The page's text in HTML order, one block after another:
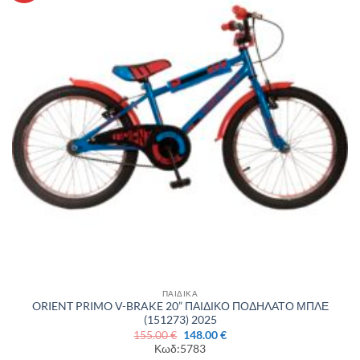
ΠΑΙΔΙΚΑ
ORIENT PRIMO V-BRAKE 20” ΠΑΙΔΙΚΟ ΠΟΔΗΛΑΤΟ ΜΠΛΕ
(151273) 2025
155.00€ Original
price
was:
148.00€Η
Κωδ:5783